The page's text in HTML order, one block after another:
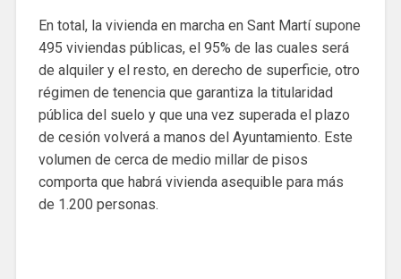
En total, la vivienda en marcha en Sant Martí supone
495 viviendas públicas, el 95% de las cuales será
de alquiler y el resto, en derecho de superficie, otro
régimen de tenencia que garantiza la titularidad
pública del suelo y que una vez superada el plazo
de cesión volverá a manos del Ayuntamiento. Este
volumen de cerca de medio millar de pisos
comporta que habrá vivienda asequible para más
de 1.200 personas.